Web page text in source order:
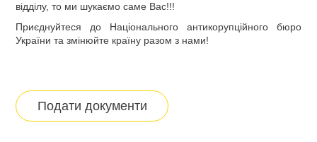
відділу, то ми шукаємо саме Вас!!!
Приєднуйтеся до Національного антикорупційного бюро
України та змінюйте країну разом з нами!
Подати документи